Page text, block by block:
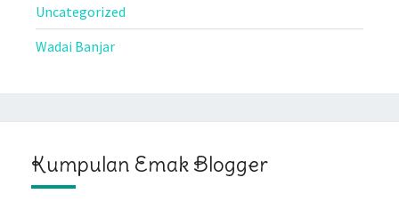
Uncategorized
Wadai Banjar
Kumpulan Emak Blogger